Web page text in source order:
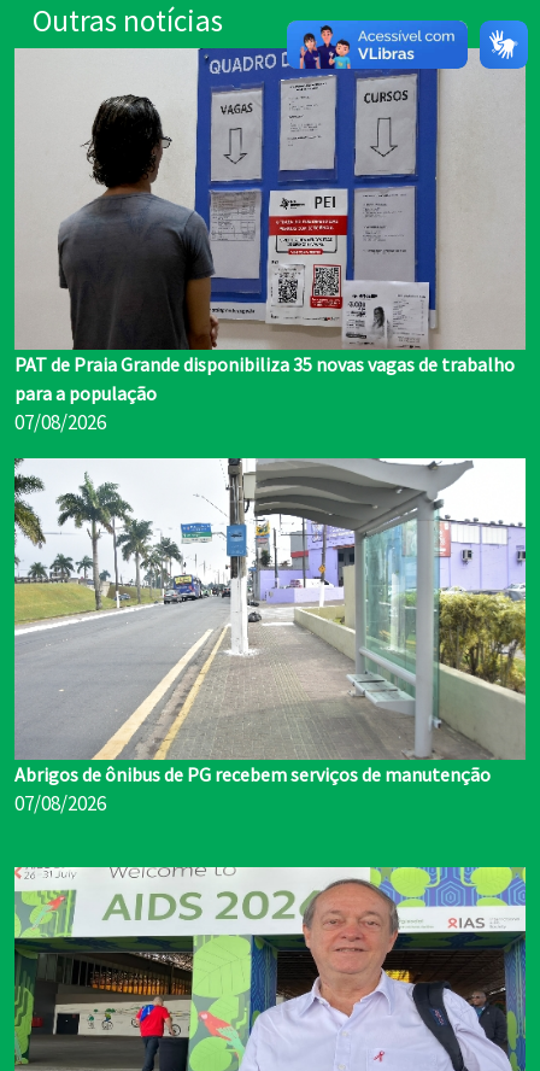
Outras notícias
PAT de Praia Grande disponibiliza 35 novas vagas de trabalho
para a população
07/08/2026
Abrigos de ônibus de PG recebem serviços de manutenção
07/08/2026